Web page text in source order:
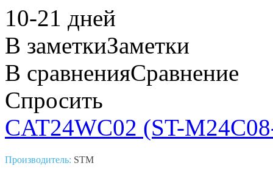
10-21 дней
В заметкиЗаметки
В сравненияСравнение
Спросить
CAT24WC02 (ST-
Производитель: STM